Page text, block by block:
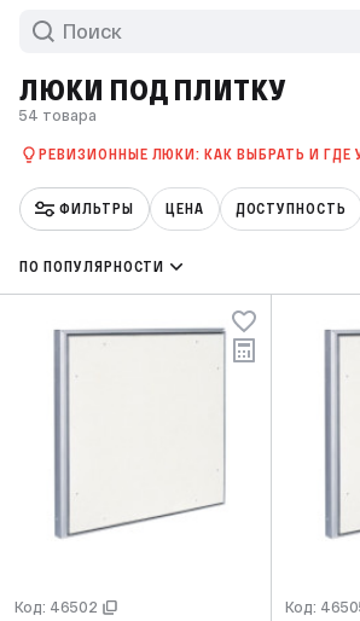
ЛЮКИ ПОД ПЛИТКУ
54 товара
РЕВИЗИОННЫЕ ЛЮКИ: КАК ВЫБРАТЬ И ГДЕ
ФИЛЬТРЫ ЦЕНА ДОСТУПНОСТЬ
ПО ПОПУЛЯРНОСТИ
Код: 46502 Код: